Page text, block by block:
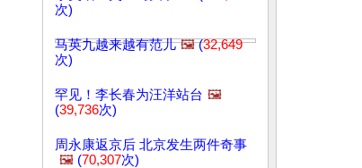
次)
马英九越来越有范儿 🖼️(32,649
次)
罕见！李长春为汪洋站台 🖼️
(39,736次)
周永康返京后 北京发生两件奇事
🖼️ (70,307次)